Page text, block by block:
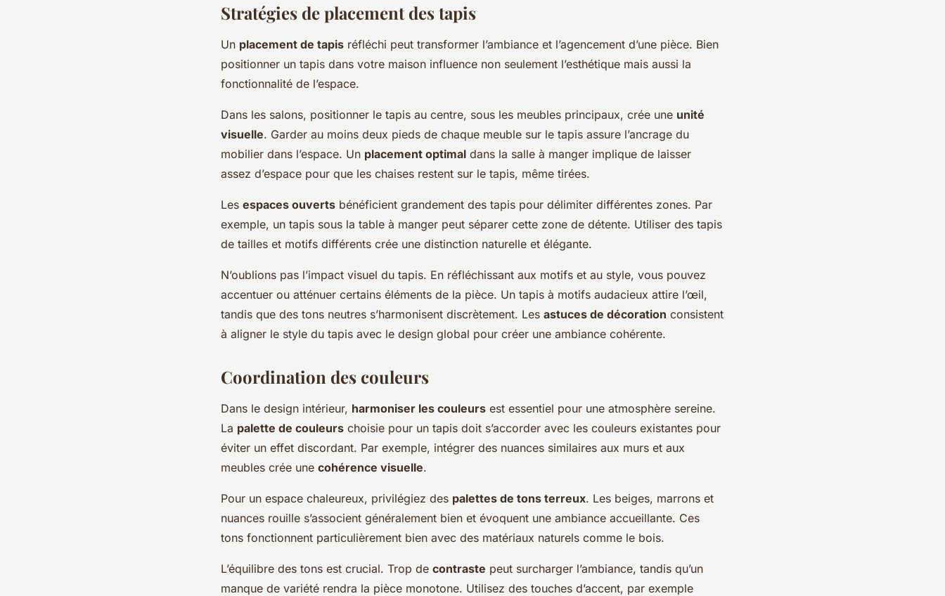
Stratégies de placement des tapis
Un placement de tapis réfléchi peut transformer l’ambiance et l’agencement d’une pièce. Bien
positionner un tapis dans votre maison influence non seulement l’esthétique mais aussi la
fonctionnalité de l’espace.
Dans les salons, positionner le tapis au centre, sous les meubles principaux, crée une unité
visuelle. Garder au moins deux pieds de chaque meuble sur le tapis assure l’ancrage du
mobilier dans l’espace. Un placement optimal dans la salle à manger implique de laisser
assez d’espace pour que les chaises restent sur le tapis, même tirées.
Les espaces ouverts bénéficient grandement des tapis pour délimiter différentes zones. Par
exemple, un tapis sous la table à manger peut séparer cette zone de détente. Utiliser des tapis
de tailles et motifs différents crée une distinction naturelle et élégante.
N’oublions pas l’impact visuel du tapis. En réfléchissant aux motifs et au style, vous pouvez
accentuer ou atténuer certains éléments de la pièce. Un tapis à motifs audacieux attire l’œil,
tandis que des tons neutres s’harmonisent discrètement. Les astuces de décoration consistent
à aligner le style du tapis avec le design global pour créer une ambiance cohérente.
Coordination des couleurs
Dans le design intérieur, harmoniser les couleurs est essentiel pour une atmosphère sereine.
La palette de couleurs choisie pour un tapis doit s’accorder avec les couleurs existantes pour
éviter un effet discordant. Par exemple, intégrer des nuances similaires aux murs et aux
meubles crée une cohérence visuelle.
Pour un espace chaleureux, privilégiez des palettes de tons terreux. Les beiges, marrons et
nuances rouille s’associent généralement bien et évoquent une ambiance accueillante. Ces
tons fonctionnent particulièrement bien avec des matériaux naturels comme le bois.
L’équilibre des tons est crucial. Trop de contraste peut surcharger l’ambiance, tandis qu’un
manque de variété rendra la pièce monotone. Utilisez des touches d’accent, par exemple